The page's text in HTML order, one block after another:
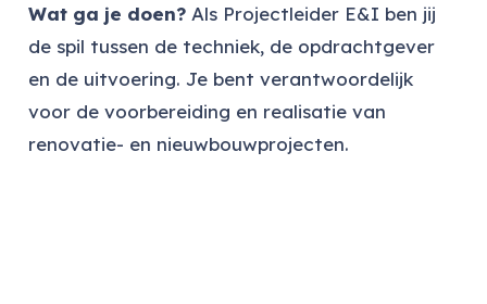
Wat ga je doen? Als Projectleider E&I ben jij
de spil tussen de techniek, de opdrachtgever
en de uitvoering. Je bent verantwoordelijk
voor de voorbereiding en realisatie van
renovatie- en nieuwbouwprojecten.